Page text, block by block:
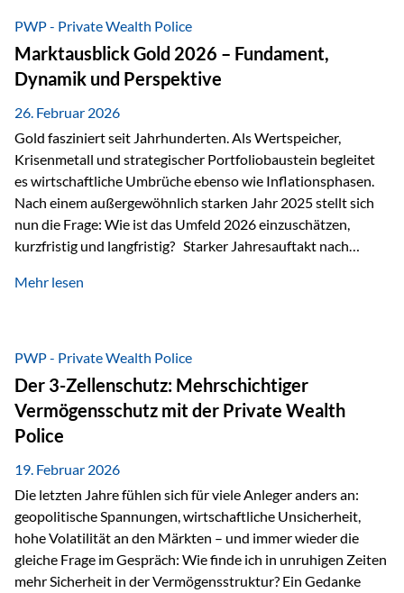
unbürokratisch übertragen, ohne ausschließlich auf ein
Testament angewiesen zu sein? Wenn klassische Lösungen
nicht ausreichen Traditionelle Nachlassregelungen stoßen
oft…
PWP - Private Wealth Police
Marktausblick Gold 2026 – Fundament,
Dynamik und Perspektive
26. Februar 2026
Gold fasziniert seit Jahrhunderten. Als Wertspeicher,
Krisenmetall und strategischer Portfoliobaustein begleitet
es wirtschaftliche Umbrüche ebenso wie Inflationsphasen.
Nach einem außergewöhnlich starken Jahr 2025 stellt sich
nun die Frage: Wie ist das Umfeld 2026 einzuschätzen,
kurzfristig und langfristig? Starker Jahresauftakt nach
Dynamik in das Jahr 2026 gestartet. Zwischen dem
Währungen: +11,5 % Bereits 2025 war ein außergewöhnlich
starkes Jahr: +64,4 % in USD Durchschnitt über alle
Währungen: +56,6 % Langfristig zeigt sich ebenfalls ein
solides…
Mehr lesen
PWP - Private Wealth Police
Der 3-Zellenschutz: Mehrschichtiger
Vermögensschutz mit der Private Wealth
Police
19. Februar 2026
Die letzten Jahre fühlen sich für viele Anleger anders an:
geopolitische Spannungen, wirtschaftliche Unsicherheit,
hohe Volatilität an den Märkten – und immer wieder die
gleiche Frage im Gespräch: Wie finde ich in unruhigen Zeiten
mehr Sicherheit in der Vermögensstruktur? Ein Gedanke